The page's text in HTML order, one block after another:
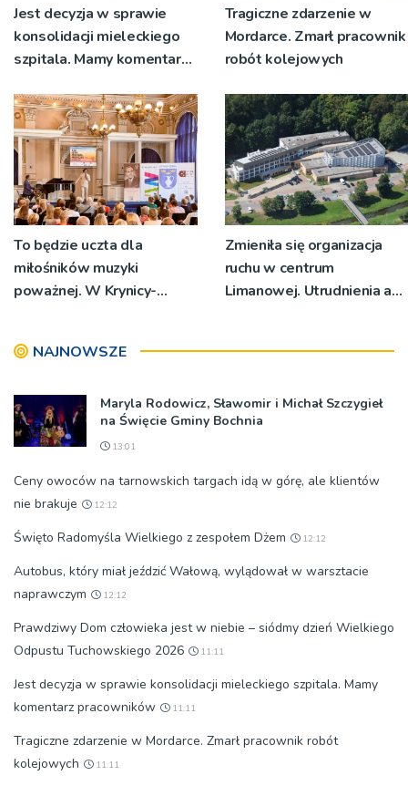
Jest decyzja w sprawie
konsolidacji mieleckiego
szpitala. Mamy komentarz
Tragiczne zdarzenie w
Mordarce. Zmarł pracownik
robót kolejowych
To będzie uczta dla
miłośników muzyki
poważnej. W Krynicy-
[PLAKAT]
Zmieniła się organizacja
ruchu w centrum
Limanowej. Utrudnienia aż
NAJNOWSZE
Maryla Rodowicz, Sławomir i Michał Szczygieł
na Święcie Gminy Bochnia
13:01
Ceny owoców na tarnowskich targach idą w górę, ale klientów
nie brakuje
12:12
Święto Radomyśla Wielkiego z zespołem Dżem 12:12
Autobus, który miał jeździć Wałową, wylądował w warsztacie
naprawczym
12:12
Prawdziwy Dom człowieka jest w niebie – siódmy dzień Wielkiego
Odpustu Tuchowskiego 2026
11:11
Jest decyzja w sprawie konsolidacji mieleckiego szpitala. Mamy
komentarz pracowników
11:11
Tragiczne zdarzenie w Mordarce. Zmarł pracownik robót
kolejowych
11:11